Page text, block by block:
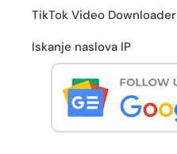
TikTok Video Downloader
Iskanje naslova IP